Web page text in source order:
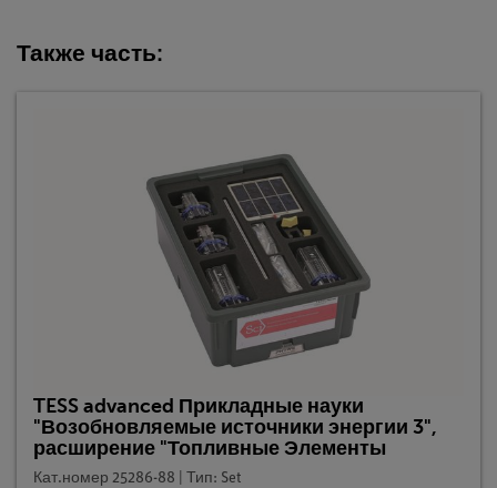
Также часть:
TESS advanced Прикладные науки
"Возобновляемые источники энергии 3",
расширение "Топливные Элементы
Кат.номер 25286-88 | Тип: Set